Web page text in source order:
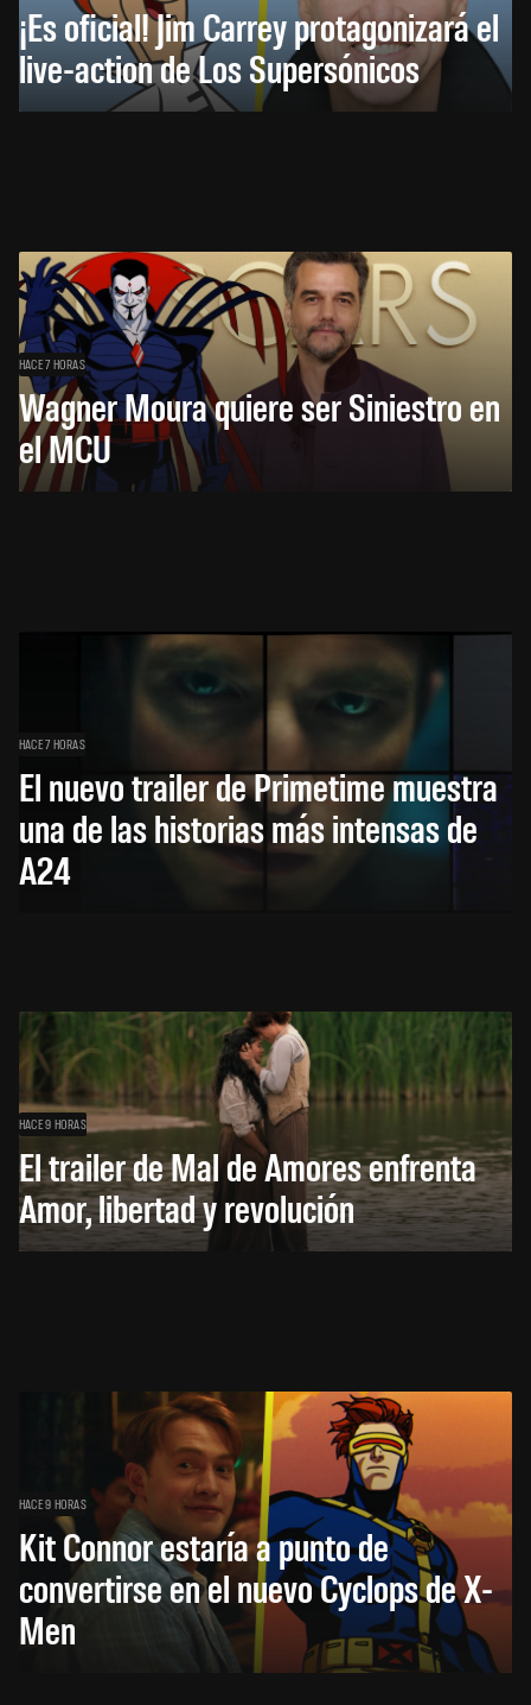
¡Es oficial! Jim Carrey protagonizará el
live-action de Los Supersónicos
HACE 7 HORAS
Wagner Moura quiere ser Siniestro en
el MCU
HACE 7 HORAS
El nuevo trailer de Primetime muestra
una de las historias más intensas de
A24
HACE 9 HORAS
El trailer de Mal de Amores enfrenta
Amor, libertad y revolución
HACE 9 HORAS
Kit Connor estaría a punto de
convertirse en el nuevo Cyclops de X-
Men